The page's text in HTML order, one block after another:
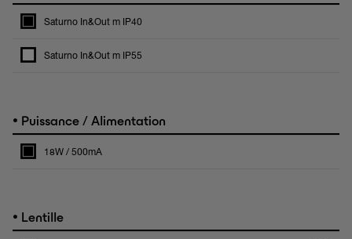
Saturno In&Out m IP40
Saturno In&Out m IP55
• Puissance / Alimentation
18W / 500mA
• Lentille